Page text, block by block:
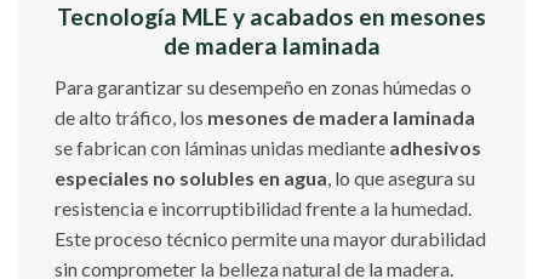
Tecnología MLE y acabados en mesones
de madera laminada
Para garantizar su desempeño en zonas húmedas o
de alto tráfico, los mesones de madera laminada
se fabrican con láminas unidas mediante adhesivos
especiales no solubles en agua, lo que asegura su
resistencia e incorruptibilidad frente a la humedad.
Este proceso técnico permite una mayor durabilidad
sin comprometer la belleza natural de la madera.